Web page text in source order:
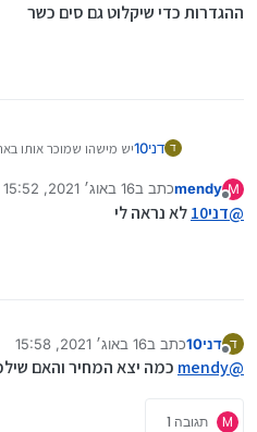
ההגדרות כדי שיקלוט גם סים כשר
ד דני10 יש מישהו שמוכר אותו
M
מנותק
mendyכתב ב16 באוג׳ 2021, 15:52
נערך לאחרונה על ידי
@דני10 לא נראה לי
ד
מנותק
דני10 כתב ב16 באוג׳ 2021, 15:58
נערך לאחרונה על ידי
@
mendy כמה יצא המחיר והאם
M תגובה 1